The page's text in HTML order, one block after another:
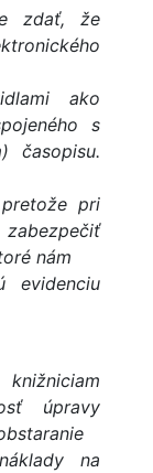
zdať, že
ako
s
časopisu.
pri
nám
evidenciu
úpravy
na